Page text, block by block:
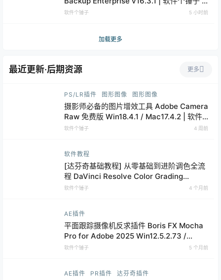
R3044
软件个锤子 5 小时前
加载更多
最近更新·后期资源 更多
PS/LR插件 图形图像 图形图像
摄影师必备的图片增效工具 Adobe Camera
Raw 免费版 Win18.4.1 / Mac17.4.2 | 软件
个锤子 | R1017
软件个锤子 4 周前
软件教程
[达芬奇基础教程] 从零基础到进阶调色全流
程 DaVinci Resolve Color Grading
Tutorial
软件个锤子 4 个月前
AE插件
平面跟踪摄像机反求插件 Boris FX Mocha
Pro for Adobe 2025 Win12.5.2.73 /
Mac12.5.3【软件个锤子·R2666】
软件个锤子 5 个月前
AE插件 PR插件 达芬奇插件